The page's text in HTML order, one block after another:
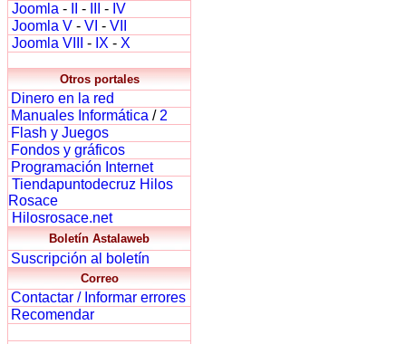
Joomla - - - IV
Joomla V - VI - VII
Joomla VIII
- IX - X
Otros portales
Dinero en la red
Manuales Informática / 2
Flash y Juegos
Fondos y gráficos
Programación Internet
Tiendapuntodecruz Hilos
Rosace
Hilosrosace.net
Boletín Astalaweb
Suscripción al boletín
Correo
Contactar / Informar errores
Recomendar